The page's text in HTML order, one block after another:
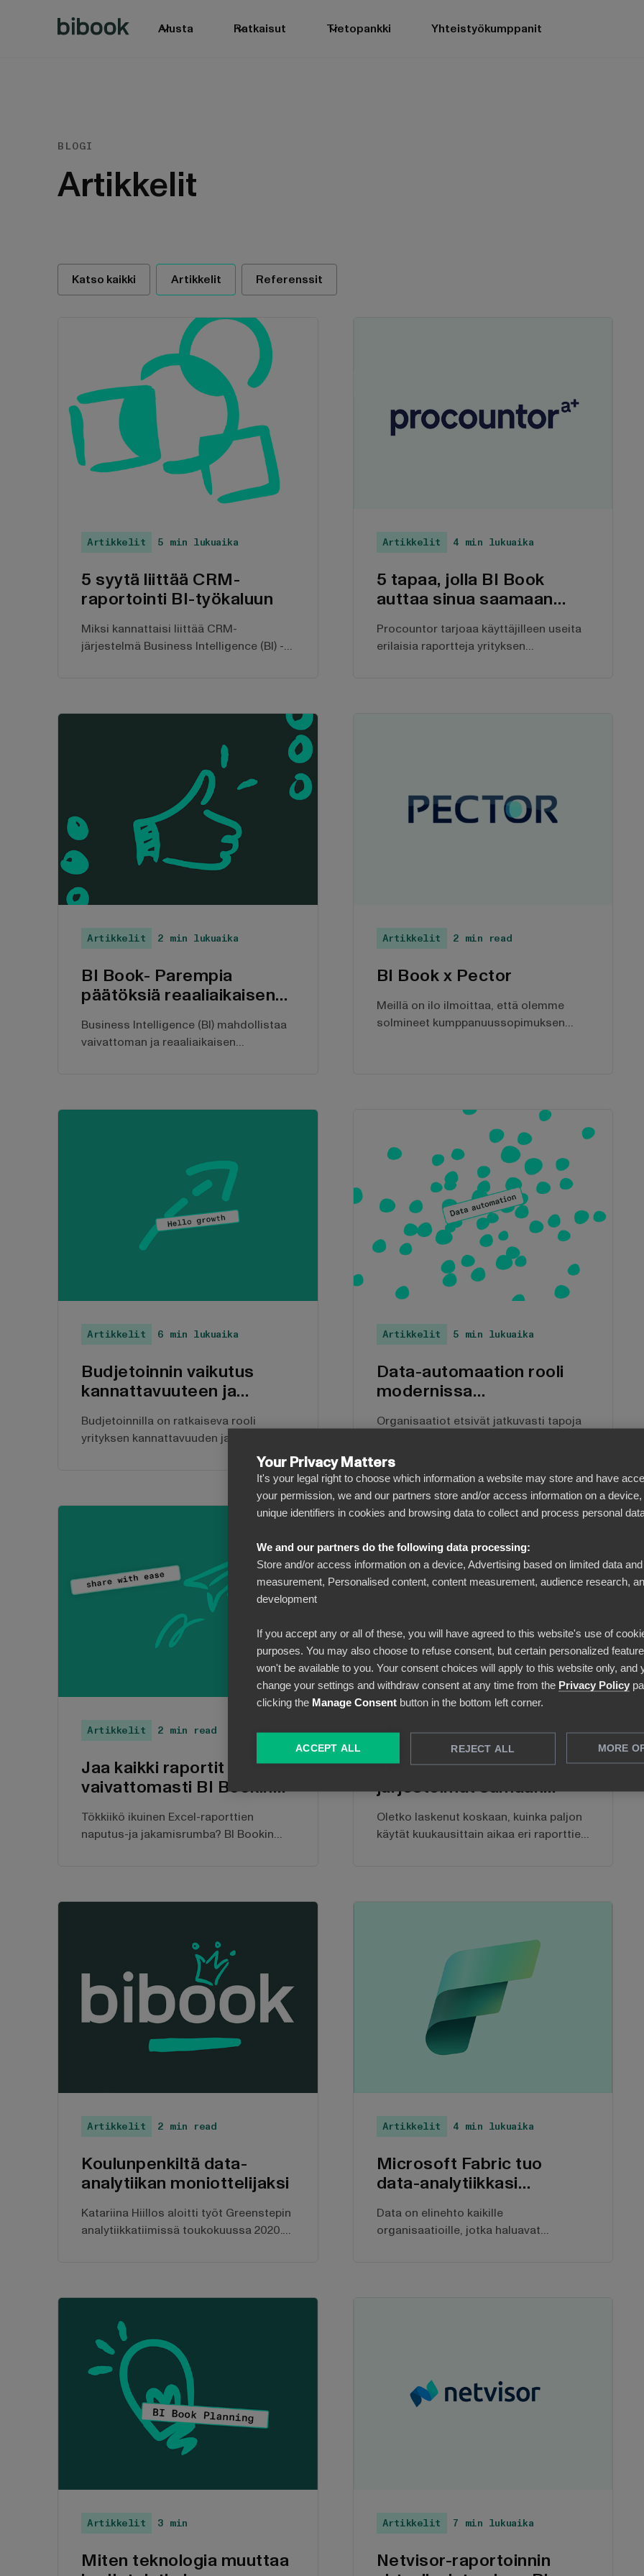
Your Privacy Matters
It's your legal right to choose which information a website may store and have
your permission, we and our partners store and/or access information on a
unique identifiers in cookies and browsing data to collect and process personal
We and our partners do the following data processing:
Store and/or access information on a device, Advertising based on limited data
measurement, Personalised content, content measurement, audience research,
development
If you accept any or all of these, you will have agreed to this website's use of
purposes. You may also choose to refuse consent, but certain personalized
won't be available to you. Your consent choices will apply to this website only, and
change your settings and withdraw consent at any time from the Privacy Policy
clicking the Manage Consent button in the bottom left corner.
ACCEPT ALL REJECT ALL MORE
Alusta Ratkaisut Tietopankki Yhteistyökumppanit
BLOGI
BIbook
Artikkelit
Katso kaikki Artikkelit Referenssit
Artikkelit 5 min lukuaika
5 syytä liittää CRM-
raportointi BI-työkaluun
Miksi kannattaisi liittää CRM-
järjestelmä Business Intelligence (BI) -
Artikkelit 4 min lukuaika
5 tapaa, jolla BI Book
auttaa sinua saamaan
kaiken irti Procountor-
datastasi
Procountor tarjoaa käyttäjilleen useita
erilaisia raportteja yrityksen
Artikkelit 2 min lukuaika
BI Book- Parempia
päätöksiä reaaliaikaisen
raportoinnin ansiosta
Business Intelligence (BI) mahdollistaa
vaivattoman ja reaaliaikaisen
artikkelissa kerromme, kuinka pystyt
Artikkelit 2 min read
BI Book x Pector
Meillä on ilo ilmoittaa, että olemme
solmineet kumppanuussopimuksen
Artikkelit 6 min lukuaika
Budjetoinnin vaikutus
kannattavuuteen ja
kasvuun
Budjetoinnilla on ratkaiseva rooli
yrityksen kannattavuuden ja kasvun
taloudellisia resursseja tehokkaasti
yritykset pystyvät tekemään tietoon
perustuvia päätöksiä ja optimoimaan
budjetoinnin perusteet ja mikä on sen
edistämisessä ja kasvun
helpottamisessa?
Artikkelit 5 min lukuaika
Data-automaation rooli
modernissa
liiketoiminnassa
Organisaatiot etsivät jatkuvasti tapoja
Yksi tehokas työkalu, joka muuttaa
yritysten toimintatapoja, on data-
automaatio. Hyödyntämällä teknologian
voimaa, automaatio virtaviivaistaa
virheet ja varmistaa, että tarkka ja
luotettava tieto on helposti saatavilla.
Artikkelit 2 min read
Jaa kaikki raportit
vaivattomasti BI Bookin
avulla!
Tökkiikö ikuinen Excel-raporttien
naputus-ja jakamisrumba? BI Bookin
Artikkelit 3 min read
Kaikki käyttämäsi
järjestelmät samaan
raportointityökaluun? BI
Bookin avulla onnistut!
Oletko laskenut koskaan, kuinka paljon
käytät kuukausittain aikaa eri raporttien
Artikkelit 2 min read
Koulunpenkiltä data-
analytiikan moniottelijaksi
Katariina Hiillos aloitti työt Greenstepin
analytiikkatiimissä toukokuussa 2020.
Nykyään Katariina työskentelee
Bookin analytiikkatiimissä.
Artikkelit 4 min lukuaika
Microsoft Fabric tuo
data-analytiikkasi
tekoälyn aikakaudelle
Data on elinehto kaikille
organisaatioille, jotka haluavat
Artikkelit 3 min
Miten teknologia muuttaa
Artikkelit 7 min lukuaika
Netvisor-raportoinnin